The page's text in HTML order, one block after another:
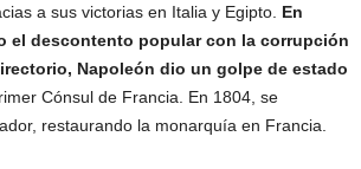
a sus victorias en Italia y Egipto. En
el descontento popular con la corrupción
Napoleón dio un golpe de estado
Cónsul de Francia. En 1804, se
restaurando la monarquía en Francia.